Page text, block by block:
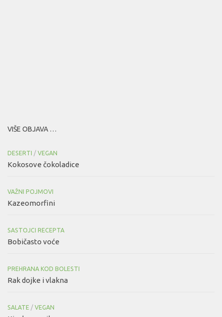
VIŠE OBJAVA …
DESERTI / VEGAN
Kokosove čokoladice
VAŽNI POJMOVI
Kazeomorfini
SASTOJCI RECEPTA
Bobičasto voće
PREHRANA KOD BOLESTI
Rak dojke i vlakna
SALATE / VEGAN